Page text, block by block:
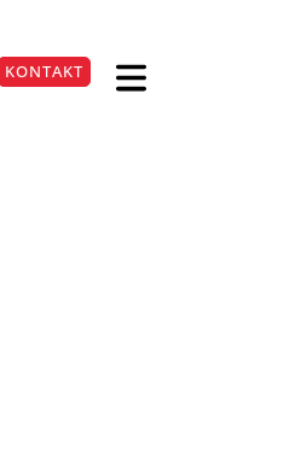
KONTAKT EN